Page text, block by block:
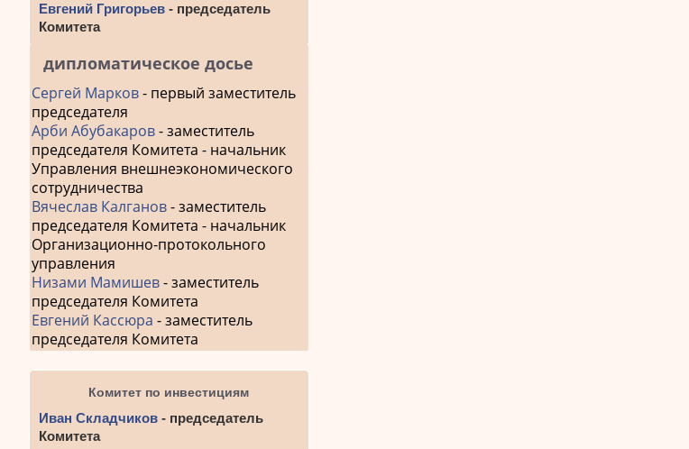
Евгений Григорьев - председатель
Комитета
дипломатическое досье
Сергей Марков- первый заместитель
председателя
Арби Абубакаров- заместитель
председателя Комитета - начальник
Управления внешнеэкономического
сотрудничества
Вячеслав Калганов- заместитель
председателя Комитета - начальник
Организационно-протокольного
управления
Низами Мамишев- заместитель
председателя Комитета
Евгений Кассюра - заместитель
председателя Комитета
Комитет по инвестициям
Иван Складчиков - председатель
Комитета